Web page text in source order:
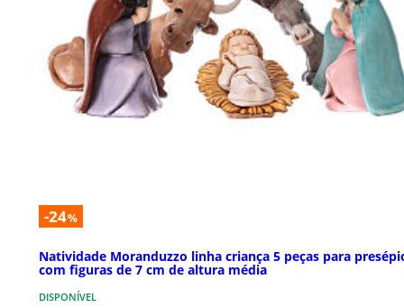
-24%
Natividade Moranduzzo linha criança 5 peças para
com figuras de 7 cm de altura média
DISPONÍVEL